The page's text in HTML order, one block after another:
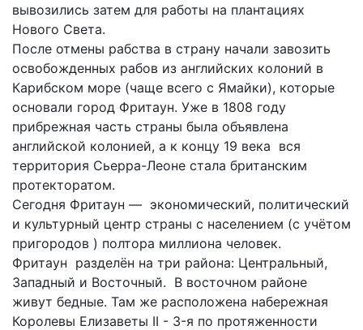
вывозились затем для работы на плантациях
Нового Света.
После отмены рабства в страну начали завозить
освобожденных рабов из английских колоний в
Карибском море (чаще всего с Ямайки), которые
основали город Фритаун. Уже в 1808 году
прибрежная часть страны была объявлена
английской колонией, а к концу 19 века вся
территория Сьерра-Леоне стала британским
протекторатом.
Сегодня Фритаун — экономический, политический
и культурный центр страны с населением (с учётом
пригородов ) полтора миллиона человек.
Фритаун разделён на три района: Центральный,
Западный и Восточный. В восточном районе
живут бедные. Там же расположена набережная
Королевы Елизаветы II - 3-я по протяженности